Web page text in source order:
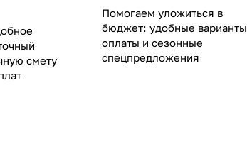
смету
Помогаем уложиться в
бюджет: удобные варианты
оплаты и сезонные
спецпредложения